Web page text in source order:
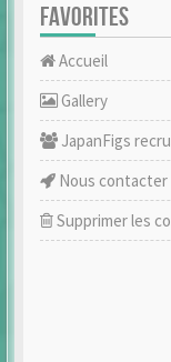
FAVORITES
Accueil
Gallery
JapanFigs
Nous contacter
Supprimer les